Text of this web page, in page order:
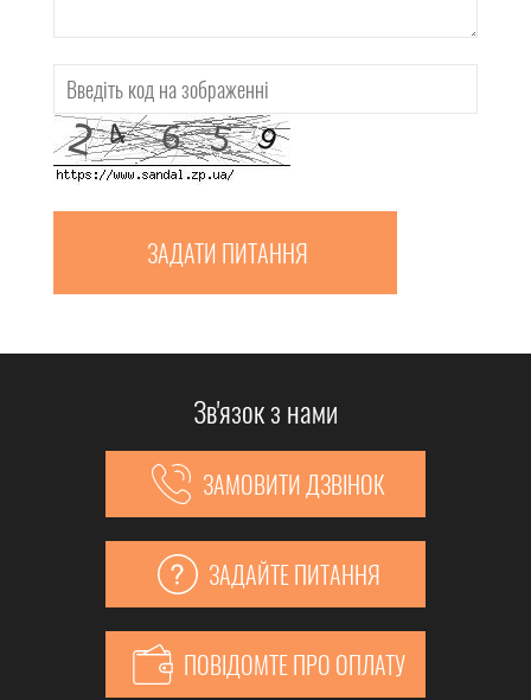
ЗАДАТИ ПИТАННЯ
Зв'язок з нами
ЗАМОВИТИ ДЗВІНОК
ЗАДАЙТЕ ПИТАННЯ
ПОВІДОМТЕ ПРО ОПЛАТУ